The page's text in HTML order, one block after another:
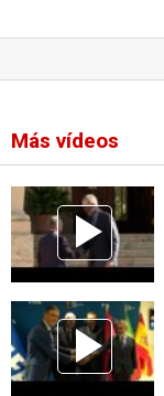
Más vídeos